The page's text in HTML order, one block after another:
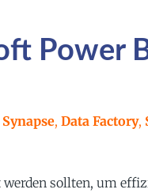
Power
, Data Factory,
sollten, um